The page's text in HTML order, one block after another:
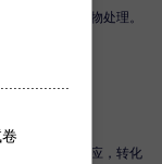
不适合进行生物处理。
应？
发生热分解反应，转化